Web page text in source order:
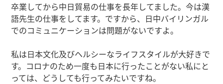
卒業してから中日貿易の仕事を長年してました。今は漢
語先生の仕事をしてます。ですから、日中バイリンガル
でのコミュニケーションは問題がないですよ。
私は日本文化及びヘルシーなライフスタイルが大好きで
す。コロナのため一度も日本に行ったことがない私にと
っては、どうしても行ってみたいですね。